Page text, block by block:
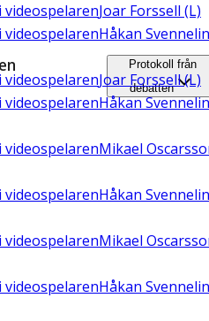
i videospelarenJoar Forssell (L)
i videospelarenHåkan
Joar Forssell (L)
i videospelarenHåkan
i videospelarenMikael
Håkan
i videospelarenMikael
i videospelarenHåkan
Protokoll från
debatten